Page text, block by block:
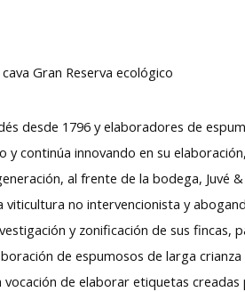
Gran Reserva ecológico
desde 1796 y elaboradores de
y continúa innovando en su
al frente de la bodega, Juvé
viticultura no intervencionista y
y zonificación de sus fincas,
de espumosos de larga
vocación de elaborar etiquetas